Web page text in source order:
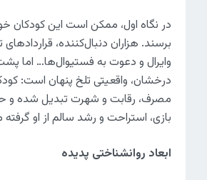
در نگاه اول، ممکن است این کودکان
برسند. هزاران دنبال‌کننده، قراردادهای
وایرال و دعوت به فستیوال‌ها… اما
درخشان، واقعیتی تلخ پنهان است:
مصرف، رقابت و شهرت تبدیل شده و
بازی، استراحت و رشد سالم از او
ابعاد روانشناختی پدیده